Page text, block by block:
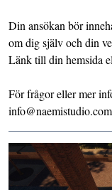
Din ansökan bör
om dig själv och din
Länk till din hemsida
För frågor eller mer
info@naemistudio.com